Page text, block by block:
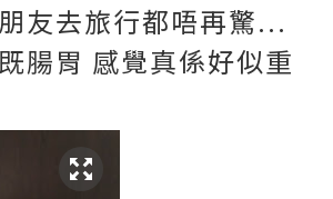
友去旅行都唔再驚...
腸胃 感覺真係好似重